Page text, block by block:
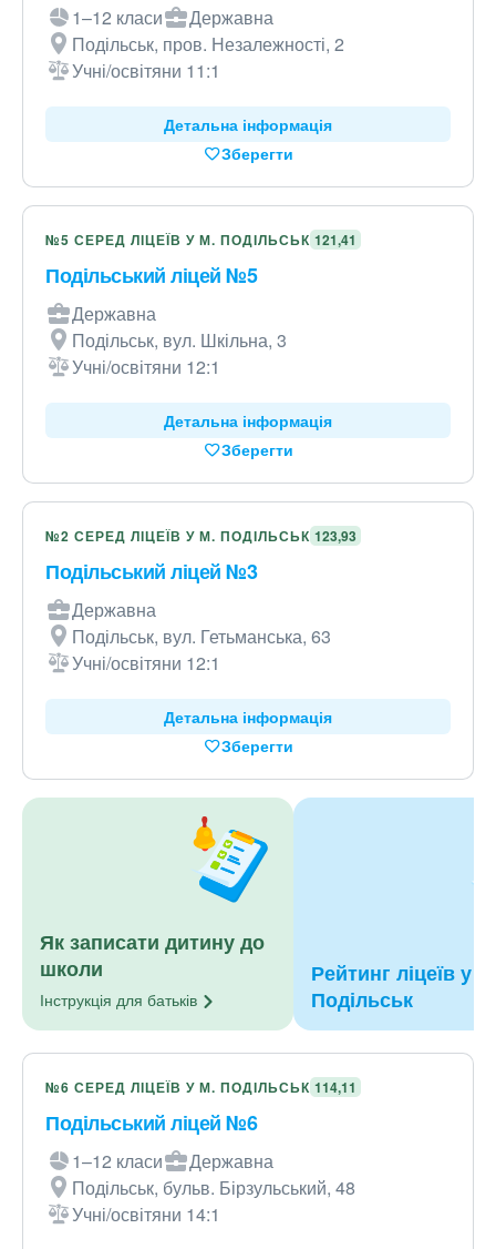
1–12 класи
Державна
Подільськ, пров. Незалежності, 2
Учні/освітяни 11:1
Детальна інформація
Зберегти
№5 СЕРЕД ЛІЦЕЇВ У М. ПОДІЛЬСЬК 121,41
Подільський ліцей №5
Державна
Подільськ, вул. Шкільна, 3
Учні/освітяни 12:1
Детальна інформація
Зберегти
№2 СЕРЕД ЛІЦЕЇВ У М. ПОДІЛЬСЬК 123,93
Подільський ліцей №3
Державна
Подільськ, вул. Гетьманська, 63
Учні/освітяни 12:1
Детальна інформація
Зберегти
Як записати дитину до
школи
Інструкція для батьків
Рейтинг ліцеїв у м.
Подільськ
№6 СЕРЕД ЛІЦЕЇВ У М. ПОДІЛЬСЬК 114,11
Подільський ліцей №6
1–12 класи
Державна
Подільськ, бульв. Бірзульський, 48
Учні/освітяни 14:1